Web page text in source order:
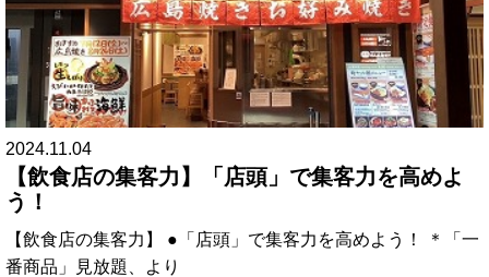
2024.11.04
【飲食店の集客力】「店頭」で集客力を高めよ
う！
【飲食店の集客力】 ●「店頭」で集客力を高めよう！ ＊「一
番商品」見放題、より